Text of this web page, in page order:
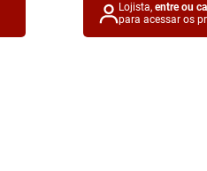
Lojista, entre ou
para acessar os